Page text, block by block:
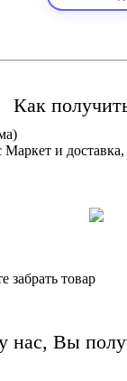
Как
и доставка,
забрать товар
нас, Вы